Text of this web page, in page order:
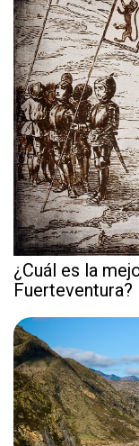
¿Cuál es la
Fuerteventura?